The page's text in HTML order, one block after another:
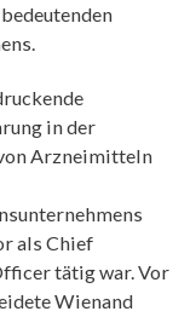
in der
Arzneimitteln
als Chief
tätig war. Vor
Wienand